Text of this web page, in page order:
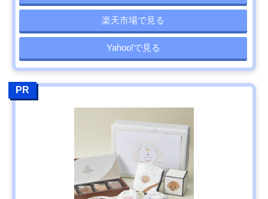
楽天市場で見る
Yahoo!で見る
PR